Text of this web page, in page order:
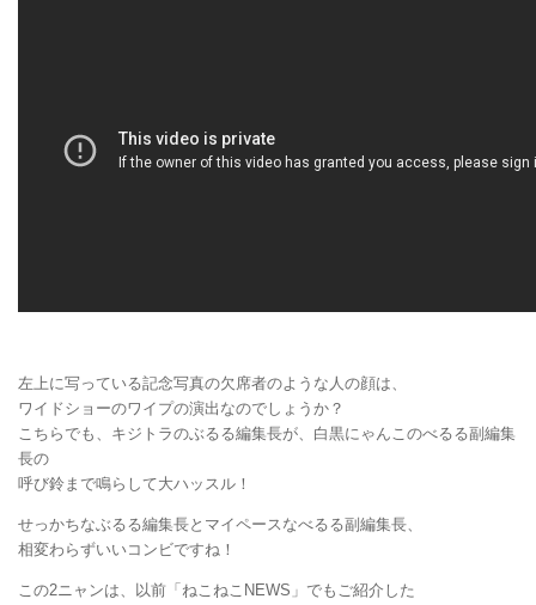
左上に写っている記念写真の欠席者のような人の顔は、
ワイドショーのワイプの演出なのでしょうか？
こちらでも、キジトラのぶるる編集長が、白黒にゃんこのべるる副編集
長の
呼び鈴まで鳴らして大ハッスル！
せっかちなぶるる編集長とマイペースなべるる副編集長、
相変わらずいいコンビですね！
この2ニャンは、以前「ねこねこNEWS」でもご紹介した